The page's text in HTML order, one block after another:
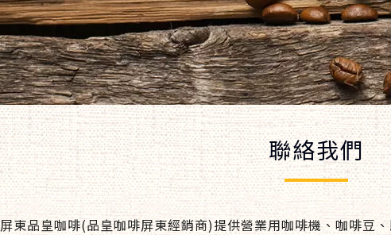
聯絡我們
屏東品皇咖啡(品皇咖啡屏東經銷商)提供營業用咖啡機、咖啡豆